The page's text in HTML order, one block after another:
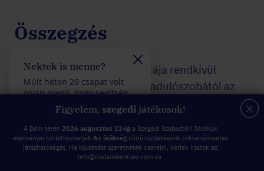
Összegzés
A csapatépítő ötletek palettája rendkívül
sokszínű: a szabadtéri szabadulószobától az
aktív túrákon át a wellness programokig
minden csapattípus megtalálhatja a hozzá illő
irányt.
A legfontosabb nem az, hogy mi a legtrendibb,
Figyelem, szegedijátékosok!
A Dóm téren 2026 augusztus 22-iga Szegedi Szabadtéri Játékok
eseményei korláthozhatják Az örökségcímű küldetésünk zökkenőmentes
játszhatóságát. Ha küldetést szeretnétek cserélni, kérlek írjatok az
info@thelandventure.com-ra.
Nektek is menne?
Múlt héten 29 csapat volt
olyan menő, hogy segítség
felhasználása nélkül
teljesítettek egy küldetést.
Felveszitek a
Múlt héten 26 csapat
olyan fantasztikus, hogy
kevesebb mint 5 rossz
válasszal teljesítettek egy
küldetést.